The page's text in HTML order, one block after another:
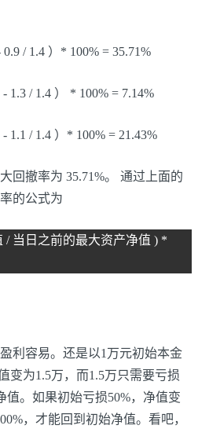
/ 1.4 ）* 100% = 35.71%
1.3 / 1.4 ） * 100% = 7.14%
1.1 / 1.4 ）* 100% = 21.43%
回撤率为 35.71%。 通过上面的
的公式为
/ 当日之前的最大资产净值 ) *
利容易。还是以1万元初始本金
变为1.5万，而1.5万只需要亏损
值。如果初始亏损50%，净值变
，才能回到初始净值。看吧，